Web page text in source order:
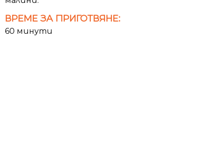
ВРЕМЕ ЗА ПРИГОТВЯНЕ:
60 минути